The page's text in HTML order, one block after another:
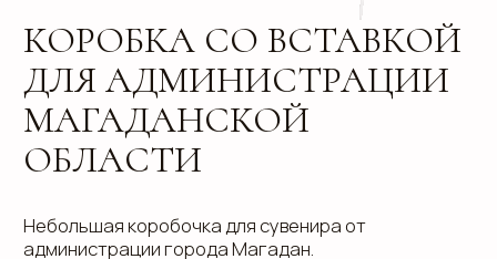
ОБЛАСТИ
Небольшая коробочка для сувенира от
администрации города Магадан.